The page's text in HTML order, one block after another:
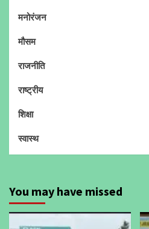
मनोरंजन
मौसम
राजनीति
राष्ट्रीय
शिक्षा
स्वास्थ
You may have missed